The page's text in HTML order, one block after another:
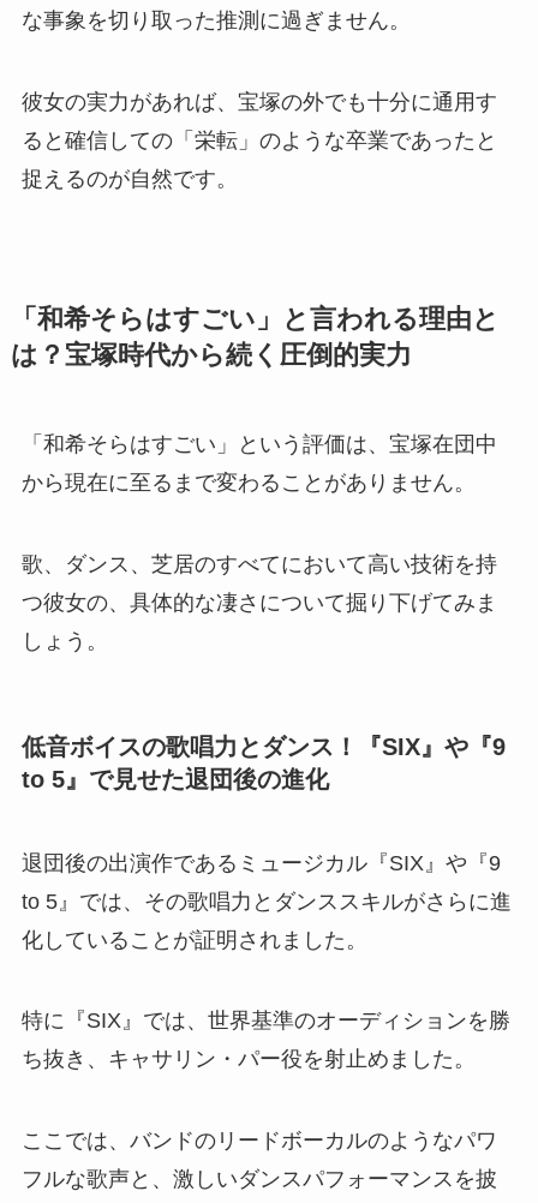
な事象を切り取った推測に過ぎません。
彼女の実力があれば、宝塚の外でも十分に通用す
ると確信しての「栄転」のような卒業であったと
捉えるのが自然です。
「和希そらはすごい」と言われる理由と
は？宝塚時代から続く圧倒的実力
「和希そらはすごい」という評価は、宝塚在団中
から現在に至るまで変わることがありません。
歌、ダンス、芝居のすべてにおいて高い技術を持
つ彼女の、具体的な凄さについて掘り下げてみま
しょう。
低音ボイスの歌唱力とダンス！『SIX』や『9
to 5』で見せた退団後の進化
退団後の出演作であるミュージカル『SIX』や『9
to 5』では、その歌唱力とダンススキルがさらに進
化していることが証明されました。
特に『SIX』では、世界基準のオーディションを勝
ち抜き、キャサリン・パー役を射止めました。
ここでは、バンドのリードボーカルのようなパワ
フルな歌声と、激しいダンスパフォーマンスを披